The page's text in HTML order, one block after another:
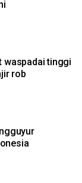
waspadai tinggi
rob